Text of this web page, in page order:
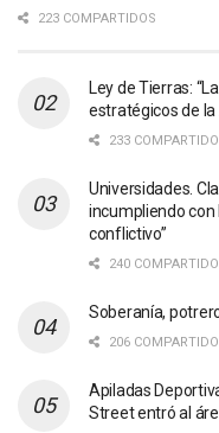
223 COMPARTIDOS
Ley de Tierras:
estratégicos de la
233
Universidades.
incumpliendo con
conflictivo”
240
Soberanía,
206
Apiladas
Street entró al